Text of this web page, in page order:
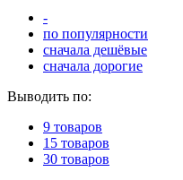
-
по популярности
сначала дешёвые
сначала дорогие
Выводить по:
9 товаров
15 товаров
30 товаров